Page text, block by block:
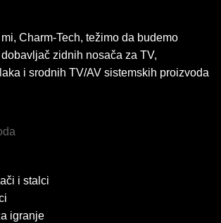
Charm-Tech, težimo da budemo
zidnih nosača za TV,
i srodnih TV/AV sistemskih proizvoda
i stalci
igranje